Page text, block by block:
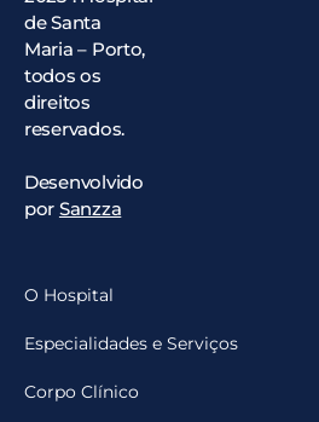
de Santa
Maria – Porto,
todos os
direitos
reservados.
Desenvolvido
por Sanzza
O Hospital
Especialidades e Serviços
Corpo Clínico